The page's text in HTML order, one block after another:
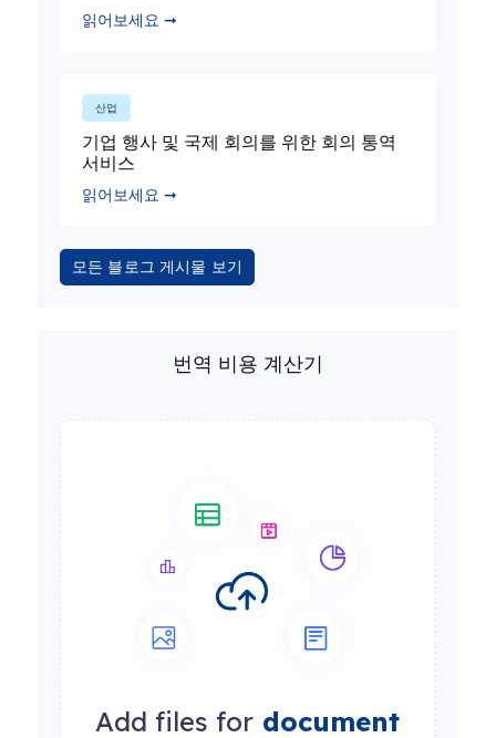
읽어보세요 ➞
산업
기업 행사 및 국제 회의를 위한 회의 통역
서비스
읽어보세요 ➞
모든 블로그 게시물 보기
번역 비용 계산기
Add files for document